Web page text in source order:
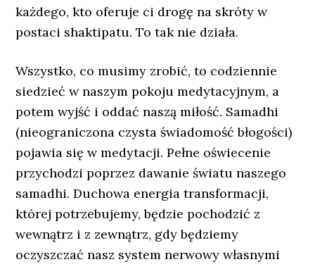
każdego, kto oferuje ci drogę na skróty w
postaci shaktipatu. To tak nie działa.
Wszystko, co musimy zrobić, to codziennie
siedzieć w naszym pokoju medytacyjnym, a
potem wyjść i oddać naszą miłość. Samadhi
(nieograniczona czysta świadomość błogości)
pojawia się w medytacji. Pełne oświecenie
przychodzi poprzez dawanie światu naszego
samadhi. Duchowa energia transformacji,
której potrzebujemy, będzie pochodzić z
wewnątrz i z zewnątrz, gdy będziemy
oczyszczać nasz system nerwowy własnymi